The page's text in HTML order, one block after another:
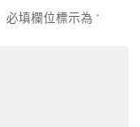
必填欄位標示為 *